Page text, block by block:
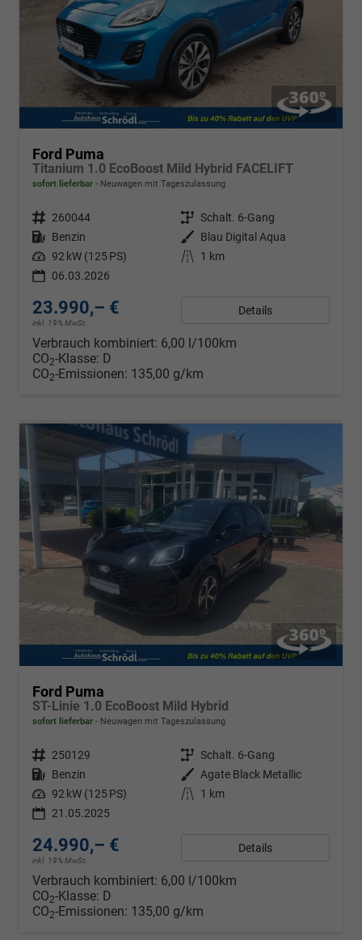
Ford Puma
Titanium 1.0 EcoBoost Mild Hybrid FACELIFT
sofort lieferbar Neuwagen mit Tageszulassung
Fahrzeugnr. 260044 Getriebe Schalt. 6-Gang
Kraftstoff Benzin Außenfarbe Blau Digital Aqua
Leistung 92 kW (125 PS) Kilometerstand
1 km
06.03.2026
23.990,– €
inkl. 19% MwSt.
Details
Verbrauch kombiniert: 6,00 l/100km
CO2-Klasse: D
CO2-Emissionen: 135,00 g/km
Ford Puma
ST-Linie 1.0 EcoBoost Mild Hybrid
sofort lieferbar Neuwagen mit Tageszulassung
Fahrzeugnr. 250129 Getriebe Schalt. 6-Gang
Kraftstoff Benzin Außenfarbe Agate Black Metallic
Leistung 92 kW (125 PS) Kilometerstand
1 km
21.05.2025
24.990,– €
inkl. 19% MwSt.
Details
Verbrauch kombiniert: 6,00 l/100km
CO2-Klasse: D
CO2-Emissionen: 135,00 g/km